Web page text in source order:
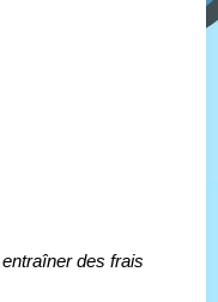
des frais